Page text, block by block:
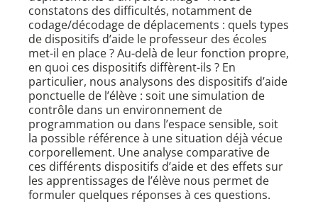
constatons des difficultés, notamment de
codage/décodage de déplacements : quels types
de dispositifs d’aide le professeur des écoles
met-il en place ? Au-delà de leur fonction propre,
en quoi ces dispositifs diffèrent-ils ? En
particulier, nous analysons des dispositifs d’aide
ponctuelle de l’élève : soit une simulation de
contrôle dans un environnement de
programmation ou dans l’espace sensible, soit
la possible référence à une situation déjà vécue
corporellement. Une analyse comparative de
ces différents dispositifs d’aide et des effets sur
les apprentissages de l’élève nous permet de
formuler quelques réponses à ces questions.